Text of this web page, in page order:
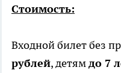
Стоимость:
Входной билет без
рублей, детямдо 7